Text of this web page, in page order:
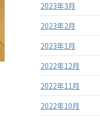
2023年3月
2023年2月
2023年1月
2022年12月
2022年11月
2022年10月